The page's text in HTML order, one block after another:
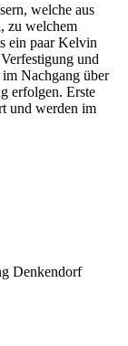
welche aus
zu welchem
ein paar Kelvin
und
Nachgang über
erfolgen. Erste
und werden im
Denkendorf